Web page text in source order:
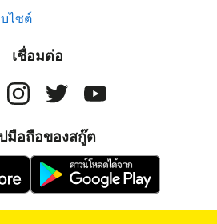
ไซต์
เชื่อมต่อ
มือถือของสกู๊ต